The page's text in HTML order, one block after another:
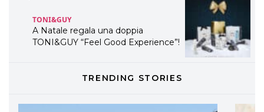
TONI&GUY
A Natale regala una doppia
TONI&GUY “Feel Good Experience”!
LABEL.M lancia la sua innovativa ed
professionali
TRENDING STORIES